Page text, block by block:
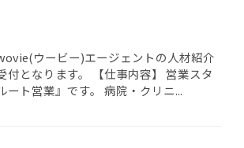
ウービー)エージェントの人材紹介
付となります。 【仕事内容】 営業スタ
ート営業』です。 病院・クリニ...